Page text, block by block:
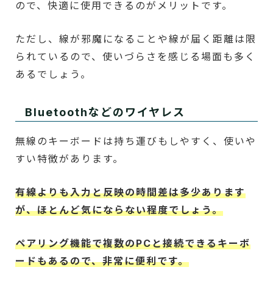
ので、快適に使用できるのがメリットです。
ただし、線が邪魔になることや線が届く距離は限
られているので、使いづらさを感じる場面も多く
あるでしょう。
Bluetoothなどのワイヤレス
無線のキーボードは持ち運びもしやすく、使いや
すい特徴があります。
有線よりも入力と反映の時間差は多少あります
が、ほとんど気にならない程度でしょう。
ペアリング機能で複数のPCと接続できるキーボ
ードもあるので、非常に便利です。